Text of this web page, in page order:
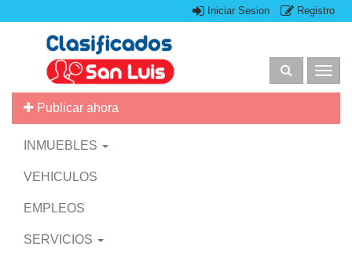
Iniciar Sesion Registro
Publicar ahora
INMUEBLES
VEHICULOS
EMPLEOS
SERVICIOS